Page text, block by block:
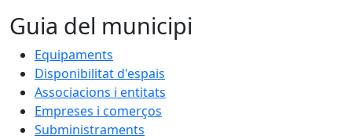
Guia del municipi
Equipaments
Disponibilitat d'espais
Associacions i entitats
Empreses i comerços
Subministraments